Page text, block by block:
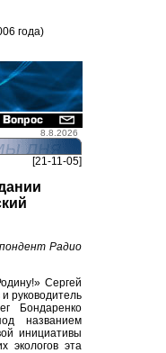
года)
8.8.2026
[21-11-05]
Радио
Сергей
руководитель
Бондаренко
названием
инициативы
экологов эта